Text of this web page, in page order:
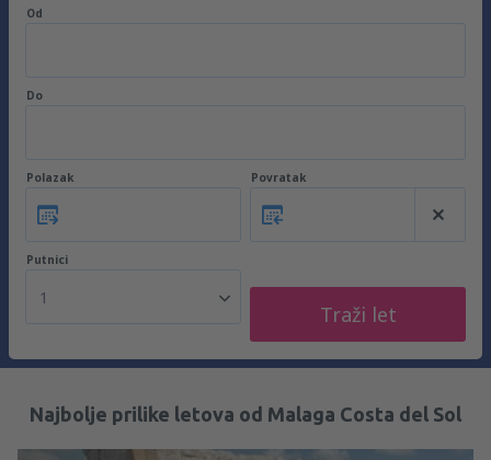
Od
Do
Polazak Povratak
Putnici
1
Traži let
Najbolje prilike letova od Malaga Costa del Sol